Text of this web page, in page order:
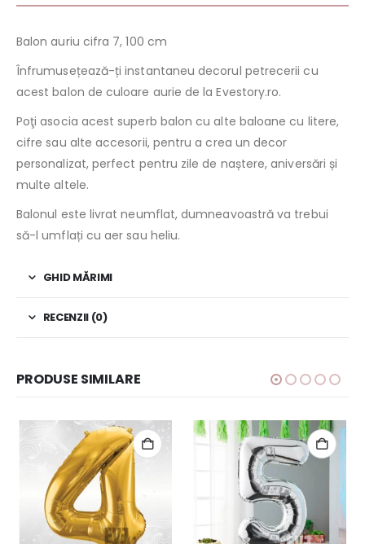
Balon auriu cifra 7, 100 cm
Înfrumusețează-ți instantaneu decorul petrecerii cu
acest balon de culoare aurie de la Evestory.ro.
Poţi asocia acest superb balon cu alte baloane cu litere,
cifre sau alte accesorii, pentru a crea un decor
personalizat, perfect pentru zile de naștere, aniversări și
multe altele.
Balonul este livrat neumflat, dumneavoastră va trebui
să-l umflați cu aer sau heliu.
GHID MĂRIMI
RECENZII (0)
PRODUSE SIMILARE